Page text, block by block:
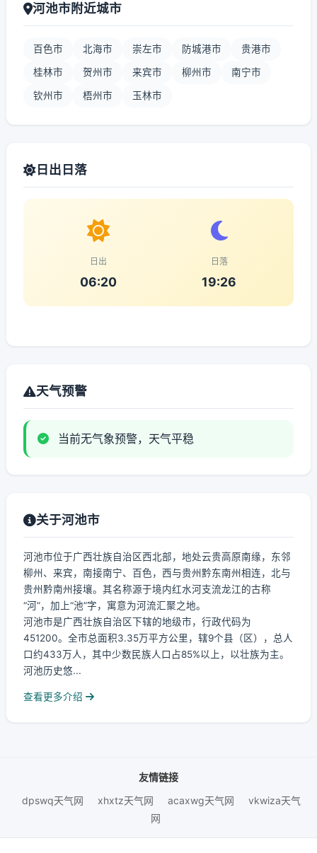
河池市附近城市
百色市 北海市 崇左市 防城港市 贵港市
桂林市 贺州市 来宾市 柳州市 南宁市
钦州市 梧州市 玉林市
日出日落
日出
06:20
日落
19:26
天气预警
当前无气象预警，天气平稳
关于河池市
河池市位于广西壮族自治区西北部，地处云贵高原南缘，东邻
柳州、来宾，南接南宁、百色，西与贵州黔东南州相连，北与
贵州黔南州接壤。其名称源于境内红水河支流龙江的古称
“河”，加上“池”字，寓意为河流汇聚之地。
河池市是广西壮族自治区下辖的地级市，行政代码为
451200。全市总面积3.35万平方公里，辖9个县（区），总人
口约433万人，其中少数民族人口占85%以上，以壮族为主。
河池历史悠...
查看更多介绍
友情链接
dpswq天气网
xhxtz天气网 acaxwg天气网
vkwiza天气
网